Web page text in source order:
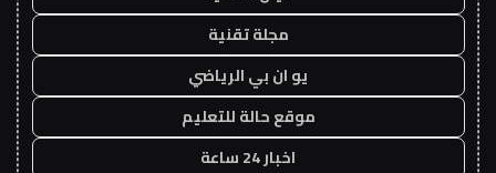
مجلة تقنية
يو ان بي الرياضي
موقع حالة للتعليم
اخبار 24 ساعة